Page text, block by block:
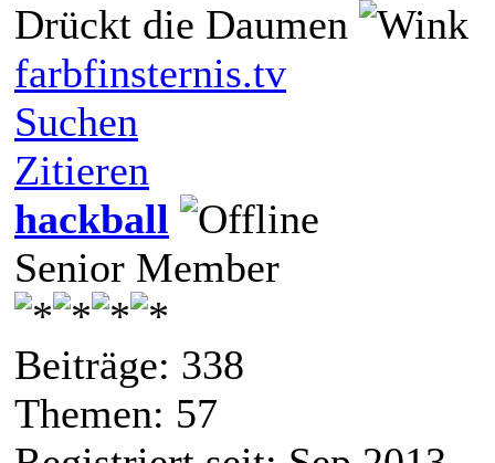
Drückt die Daumen
farbfinsternis.tv
Suchen
Zitieren
hackball
Senior Member
Beiträge: 338
Themen: 57